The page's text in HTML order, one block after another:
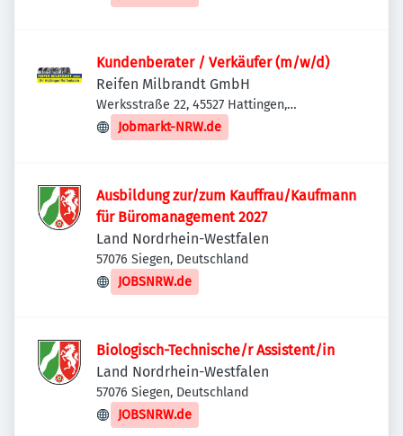
Kundenberater / Verkäufer (m/w/d)
Reifen Milbrandt GmbH
Werksstraße 22, 45527 Hattingen,
Deutschland
Jobmarkt-NRW.de
Ausbildung zur/zum Kauffrau/Kaufmann
für Büromanagement 2027
Land Nordrhein-Westfalen
57076 Siegen, Deutschland
JOBSNRW.de
Biologisch-Technische/r Assistent/in
Land Nordrhein-Westfalen
57076 Siegen, Deutschland
JOBSNRW.de